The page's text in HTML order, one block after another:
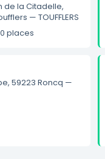
de la Citadelle,
— TOUFFLERS
places
59223 Roncq —